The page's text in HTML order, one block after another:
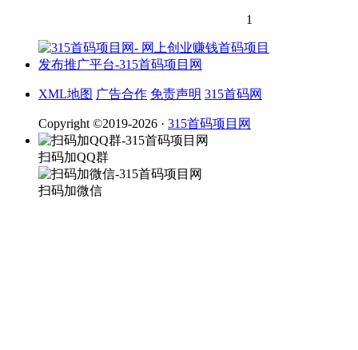
1
XML地图 广告合作 免责声明 315首码网
Copyright ©2019-2026 · 315首码项目网
扫码加QQ群
扫码加微信